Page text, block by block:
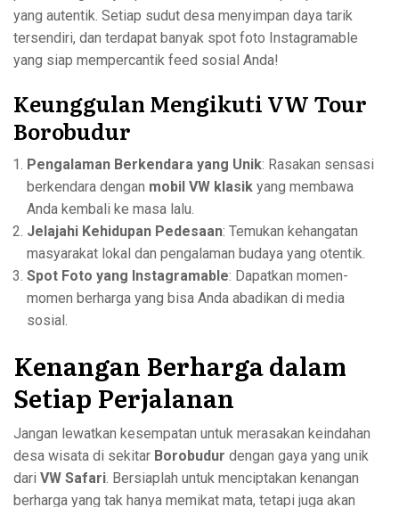
yang autentik. Setiap sudut desa menyimpan daya tarik
tersendiri, dan terdapat banyak spot foto Instagramable
yang siap mempercantik feed sosial Anda!
Keunggulan Mengikuti VW Tour
Borobudur
Pengalaman Berkendara yang Unik: Rasakan sensasi
berkendara dengan mobil VW klasik yang membawa
Anda kembali ke masa lalu.
Jelajahi Kehidupan Pedesaan: Temukan kehangatan
masyarakat lokal dan pengalaman budaya yang otentik.
Spot Foto yang Instagramable: Dapatkan momen-
momen berharga yang bisa Anda abadikan di media
sosial.
Kenangan Berharga dalam
Setiap Perjalanan
Jangan lewatkan kesempatan untuk merasakan keindahan
desa wisata di sekitar Borobudur dengan gaya yang unik
dari VW Safari. Bersiaplah untuk menciptakan kenangan
berharga yang tak hanya memikat mata, tetapi juga akan